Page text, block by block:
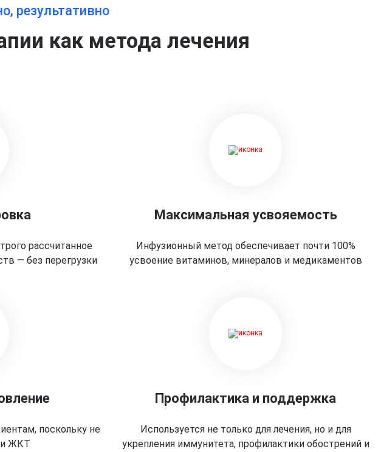
результативно
как метода лечения
рассчитанное
— без перегрузки
Максимальная усвояемость
Инфузионный метод обеспечивает почти 100%
усвоение витаминов, минералов и медикаментов
поскольку не
и ЖКТ
Профилактика и поддержка
Используется не только для лечения, но и для
укрепления иммунитета, профилактики обострений и